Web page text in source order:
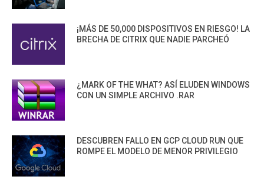
¡MÁS DE 50,000 DISPOSITIVOS EN RIESGO! LA
BRECHA DE CITRIX QUE NADIE PARCHEÓ
¿MARK OF THE WHAT? ASÍ ELUDEN WINDOWS
CON UN SIMPLE ARCHIVO .RAR
DESCUBREN FALLO EN GCP CLOUD RUN QUE
ROMPE EL MODELO DE MENOR PRIVILEGIO